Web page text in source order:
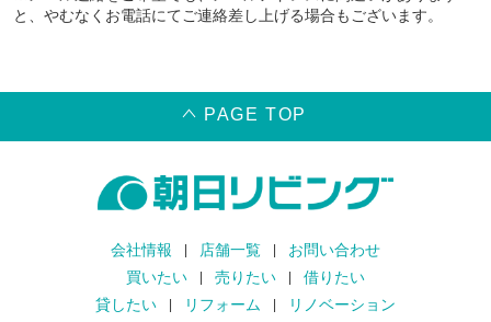
と、やむなくお電話にてご連絡差し上げる場合もございます。
PAGE TOP
会社情報 店舗一覧
お問い合わせ
買いたい
売りたい
借りたい
貸したい
リフォーム
リノベーション